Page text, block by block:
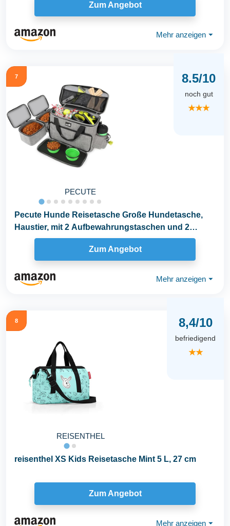
Zum Angebot
Mehr anzeigen ⏷
7
PECUTE
8.5/10
noch gut
★★★
Pecute Hunde Reisetasche Große Hundetasche,
Haustier, mit 2 Aufbewahrungstaschen und 2
Hundenäpfe...
Zum Angebot
Mehr anzeigen ⏷
8
REISENTHEL
8,4/10
befriedigend
★★
reisenthel XS Kids Reisetasche Mint 5 L, 27 cm
Zum Angebot
Mehr anzeigen ⏷